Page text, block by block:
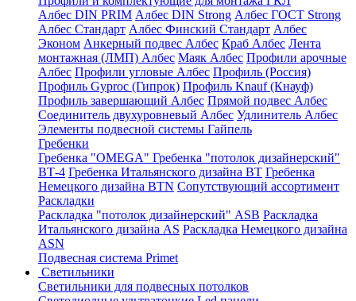
Албес DIN PRIM Албес DIN Strong Албес ГОСТ Strong
Албес Стандарт Албес Финский Стандарт Албес
Эконом Анкерный подвес Албес Краб Албес Лента
монтажная (ЛМП) Албес Маяк Албес Профили арочные
Албес Профили угловые Албес Профиль (Россия)
Профиль Gyproc (Гипрок) Профиль Knauf (Кнауф)
Профиль завершающий Албес Прямой подвес Албес
Соединитель двухуровневый Албес Удлинитель Албес
Элементы подвесной системы Гайпель
Гребенки
Гребенка "OMEGA" Гребенка "потолок дизайнерский"
ВТ-4 Гребенка Итальянского дизайна BT Гребенка
Немецкого дизайна ВТN Сопутствующий ассортимент
Раскладки
Раскладка "потолок дизайнерский" ASB Раскладка
Итальянского дизайна AS Раскладка Немецкого дизайна
АSN
Подвесная система Primet
Светильники
Светильники для подвесных потолков